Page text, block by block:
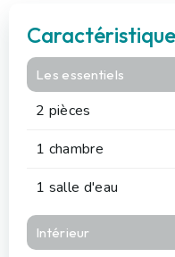
Les essentiels
2 pièces
1 chambre
1 salle d'eau
Intérieur